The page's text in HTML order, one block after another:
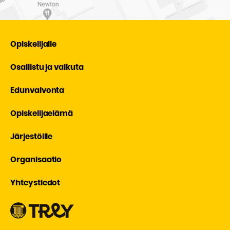
Opiskelijalle
Osallistu ja vaikuta
Edunvalvonta
Opiskelijaelämä
Järjestöille
Organisaatio
Yhteystiedot